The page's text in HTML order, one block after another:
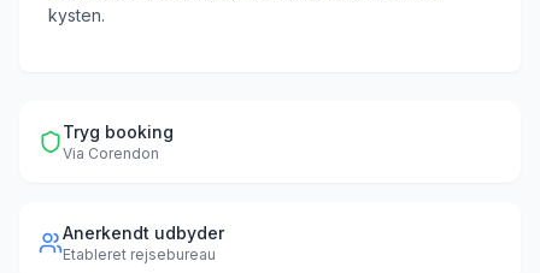
kysten.
Tryg booking
Via Corendon
Anerkendt udbyder
Etableret rejsebureau